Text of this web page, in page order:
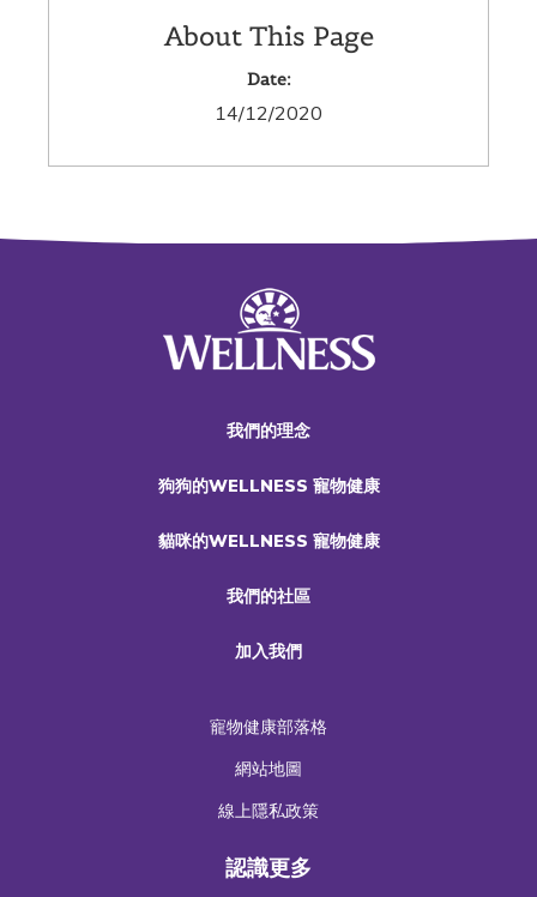
About This Page
Date:
14/12/2020
我們的理念
狗狗的WELLNESS 寵物健康
貓咪的WELLNESS 寵物健康
我們的社區
加入我們
寵物健康部落格
網站地圖
線上隱私政策
認識更多